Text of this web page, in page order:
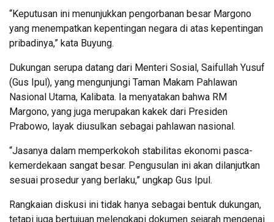
“Keputusan ini menunjukkan pengorbanan besar Margono
yang menempatkan kepentingan negara di atas kepentingan
pribadinya,” kata Buyung.
Dukungan serupa datang dari Menteri Sosial, Saifullah Yusuf
(Gus Ipul), yang mengunjungi Taman Makam Pahlawan
Nasional Utama, Kalibata. Ia menyatakan bahwa RM
Margono, yang juga merupakan kakek dari Presiden
Prabowo, layak diusulkan sebagai pahlawan nasional.
“Jasanya dalam memperkokoh stabilitas ekonomi pasca-
kemerdekaan sangat besar. Pengusulan ini akan dilanjutkan
sesuai prosedur yang berlaku,” ungkap Gus Ipul.
Rangkaian diskusi ini tidak hanya sebagai bentuk dukungan,
tetapi juga bertujuan melengkapi dokumen sejarah mengenai